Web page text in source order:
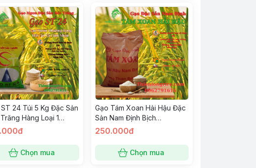
24 Túi 5 Kg Đặc Sản
Hàng Loại 1
Long Rice Gạo Thơm
Nhận
Chọn mua
Gạo Tám Xoan Hải Hậu Đặc
Sản Nam Định Bịch
10KG,Thơm Dẻo Dai Cơm
250.000đ
Chọn mua